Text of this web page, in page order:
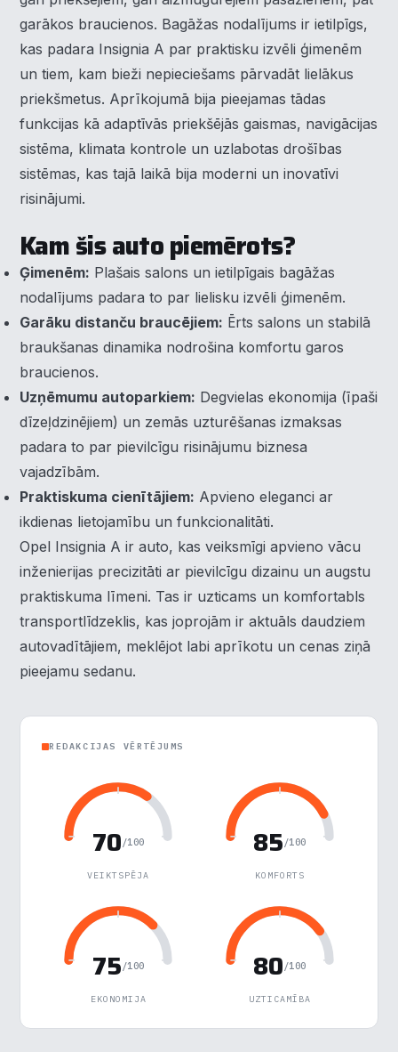
garākos braucienos. Bagāžas nodalījums ir ietilpīgs,
kas padara Insignia A par praktisku izvēli ģimenēm
un tiem, kam bieži nepieciešams pārvadāt lielākus
priekšmetus. Aprīkojumā bija pieejamas tādas
funkcijas kā adaptīvās priekšējās gaismas, navigācijas
sistēma, klimata kontrole un uzlabotas drošības
sistēmas, kas tajā laikā bija moderni un inovatīvi
risinājumi.
Kam šis auto piemērots?
Ģimenēm: Plašais salons un ietilpīgais bagāžas
nodalījums padara to par lielisku izvēli ģimenēm.
Garāku distanču braucējiem: Ērts salons un stabilā
braukšanas dinamika nodrošina komfortu garos
braucienos.
Uzņēmumu autoparkiem: Degvielas ekonomija (īpaši
dīzeļdzinējiem) un zemās uzturēšanas izmaksas
padara to par pievilcīgu risinājumu biznesa
vajadzībām.
Praktiskuma cienītājiem: Apvieno eleganci ar
ikdienas lietojamību un funkcionalitāti.
Opel Insignia A ir auto, kas veiksmīgi apvieno vācu
inženierijas precizitāti ar pievilcīgu dizainu un augstu
praktiskuma līmeni. Tas ir uzticams un komfortabls
transportlīdzeklis, kas joprojām ir aktuāls daudziem
autovadītājiem, meklējot labi aprīkotu un cenas ziņā
pieejamu sedanu.
REDAKCIJAS VĒRTĒJUMS
70 /100
VEIKTSPĒJA
85 /100
KOMFORTS
75 /100
EKONOMIJA
80 /100
UZTICAMĪBA
Piekrišanas preferences
Mēs izmantojam sīkdatnes, lai palīdzētu jums efektīvi
piekrišanas kategorijā atradīsiet detalizētu informāciju par
Nepieciešamās Vienmēr aktīvs
Analītika
Veiktspēja
Reklāma